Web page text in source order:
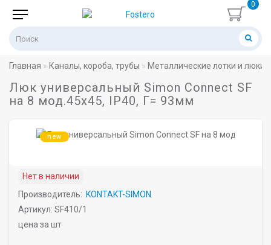
0
Главная Каналы, короба, трубы Металлические лотки и люки
Люк универсальный Simon Connect SF
на 8 мод.45х45, IP40, Г= 93мм
new
Нет в наличии
Производитель: KONTAKT-SIMON
Артикул: SF410/1
цена за шт